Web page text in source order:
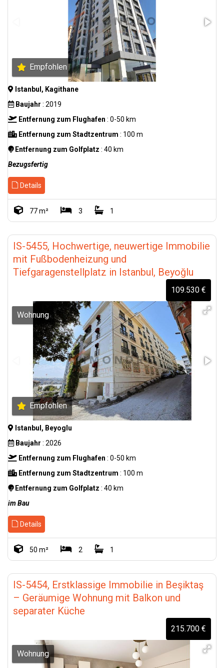
Empfohlen
Istanbul, Kagithane
Baujahr : 2019
Entfernung zum Flughafen : 0-50 km
Entfernung zum Stadtzentrum : 100 m
Entfernung zum Golfplatz : 40 km
Bezugsfertig
Details
77 m² 3 1
IS-5455, Hochwertige, neuwertige Immobilie
mit Fußbodenheizung und
Tiefgaragenstellplatz in Istanbul, Beyoğlu
109.530 €
Wohnung
Empfohlen
Istanbul, Beyoglu
Baujahr : 2026
Entfernung zum Flughafen : 0-50 km
Entfernung zum Stadtzentrum : 100 m
Entfernung zum Golfplatz : 40 km
im Bau
Details
50 m² 2 1
IS-5454, Erstklassige Immobilie in Beşiktaş
– Geräumige Wohnung mit Balkon und
separater Küche
215.700 €
Wohnung